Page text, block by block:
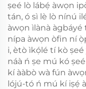
ṣeé lò lábẹ́ àwọn
tán, ó sì lè lò nínú
àwọn ìlànà àgbáyé
nípa àwọn òfin ní
i, ètò ìkọ́lé tí kò
náà ń ṣe mú kó
kí ààbò wà fún
lójú-tó ń mú kí iṣẹ́